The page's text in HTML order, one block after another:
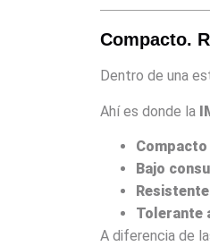
Compacto.
Dentro de una
Ahí es donde la
Bajo
Tolerante
A diferencia de